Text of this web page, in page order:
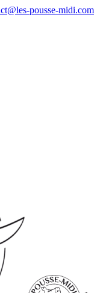
pousse-midi.com